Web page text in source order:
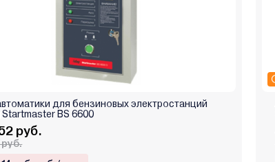
для бензиновых электростанций
Startmaster BS 6600
руб.
руб.